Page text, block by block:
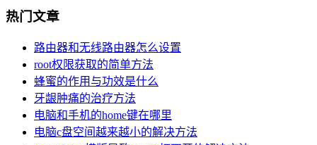
热门文章
路由器和无线路由器怎么设置
root权限获取的简单方法
蜂蜜的作用与功效是什么
牙龈肿痛的治疗方法
电脑和手机的home键在哪里
电脑c盘空间越来越小的解决方法